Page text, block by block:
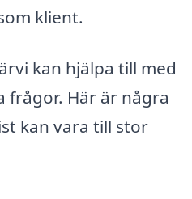
klient.
kan hjälpa till med
frågor. Här är några
kan vara till stor